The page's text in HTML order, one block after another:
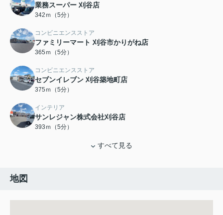
業務スーパー 刈谷店
342ｍ（5分）
コンビニエンスストア
ファミリーマート 刈谷市かりがね店
365ｍ（5分）
コンビニエンスストア
セブンイレブン 刈谷築地町店
375ｍ（5分）
インテリア
サンレジャン株式会社刈谷店
393ｍ（5分）
すべて見る
地図